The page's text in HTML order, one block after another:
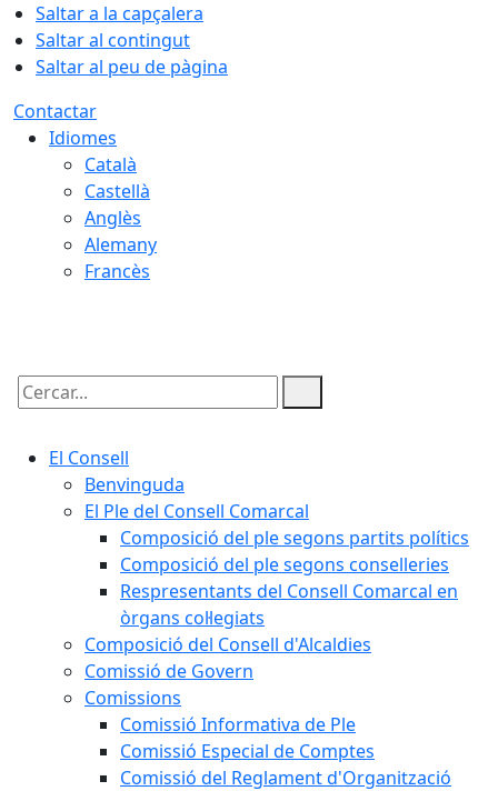
Saltar a la capçalera
Saltar al contingut
Saltar al peu de pàgina
Contactar
Idiomes
Català
Castellà
Anglès
Alemany
Francès
Cercar:
El Consell
Benvinguda
El Ple del Consell Comarcal
Composició del ple segons partits polítics
Composició del ple segons conselleries
Respresentants del Consell Comarcal en
òrgans col·legiats
Composició del Consell d'Alcaldies
Comissió de Govern
Comissions
Comissió Informativa de Ple
Comissió Especial de Comptes
Comissió del Reglament d'Organització